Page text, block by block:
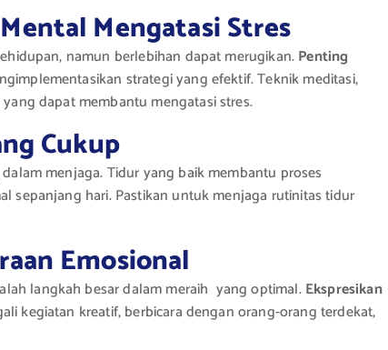
Mengatasi Stres
namun berlebihan dapat merugikan.Penting
strategi yang efektif. Teknik meditasi,
dapat membantu mengatasi stres.
Cukup
menjaga. Tidur yang baik membantu proses
sepanjang hari. Pastikan untuk menjaga rutinitas tidur
Emosional
langkah besar dalam meraih yang optimal.Ekspresikan
kegiatan kreatif, berbicara dengan orang-orang terdekat,